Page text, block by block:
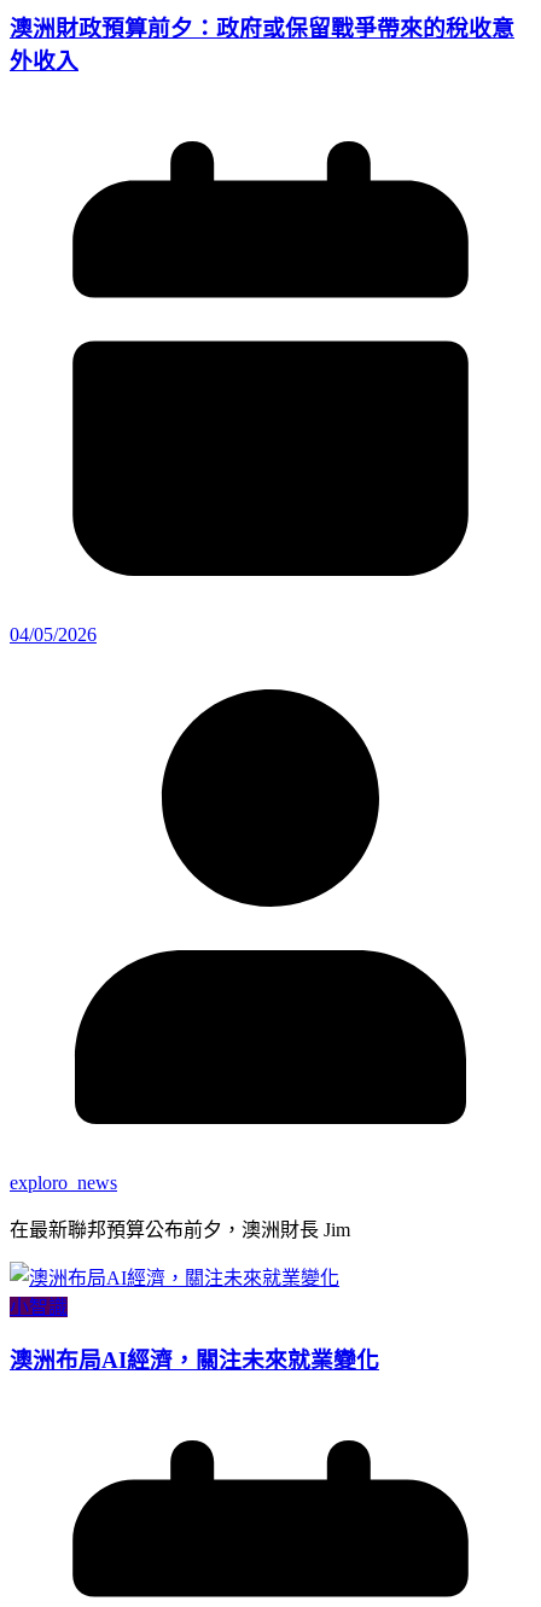
澳洲財政預算前夕：政府或保留戰爭帶來的稅收意
外收入
04/05/2026
exploro_news
在最新聯邦預算公布前夕，澳洲財長 Jim
小智識
澳洲布局AI經濟，關注未來就業變化